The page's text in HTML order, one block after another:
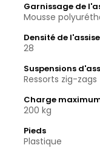
Garnissage de
Mousse
Densité de
28
Suspensions
Ressorts zig-zags
Charge
200 kg
Pieds
Plastique